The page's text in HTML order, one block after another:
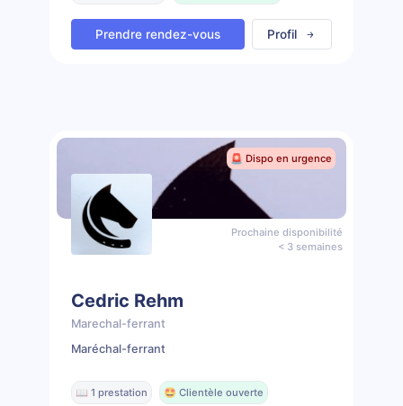
Prendre rendez-vous Profil
🚨 Dispo en urgence
Prochaine disponibilité
< 3 semaines
Cedric Rehm
Marechal-ferrant
Maréchal-ferrant
📖 1 prestation 🤩 Clientèle ouverte